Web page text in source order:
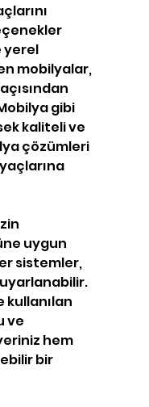
yerel
mobilyalar,
gibi
kaliteli ve
çözümleri
uygun
sistemler,
kullanılan
ve
hem
bir